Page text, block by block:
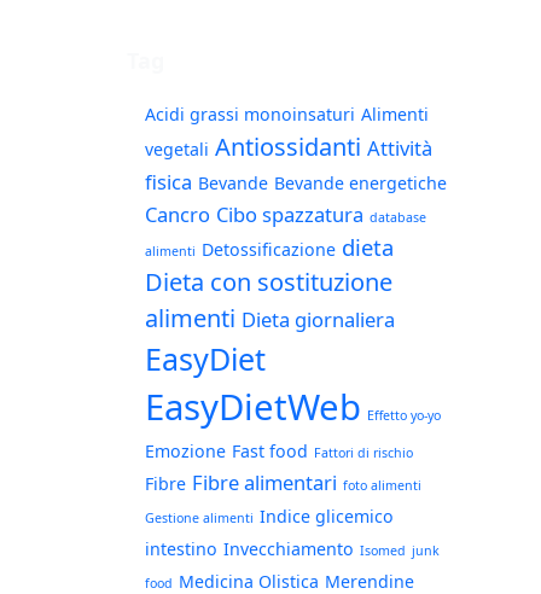
Acidi grassi monoinsaturi Alimenti
vegetali Antiossidanti Attività
fisica Bevande Bevande energetiche
Cancro Cibo spazzatura database
alimenti Detossificazione dieta
Dieta con sostituzione
alimenti Dieta giornaliera
EasyDiet
EasyDietWeb Effetto yo-yo
Emozione Fast food Fattori di rischio
Fibre Fibre alimentari foto alimenti
Gestione alimenti Indice glicemico
intestino Invecchiamento Isomed junk
food Medicina Olistica Merendine